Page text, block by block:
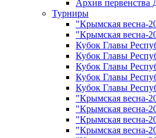
Архив
Турниры
"Крымская весна-
"Крымская весна-
Кубок Главы
Кубок Главы
Кубок Главы
Кубок Главы
Кубок Главы
"Крымская весна-
"Крымская весна-
"Крымская весна-
"Крымская весна-